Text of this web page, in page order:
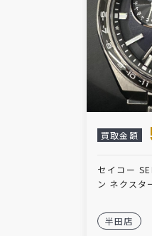
買取金額
セイコー
ン ネクスタ
半田店